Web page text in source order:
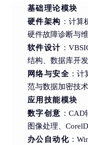
基础理论模块
硬件架构 ：计算
硬件故障诊断与
软件设计 ：
结构、数据库开发
网络与安全 ：
范与数据加密技术
应用技能模块
数字创意 ：
图像处理、
办公自动化 ：